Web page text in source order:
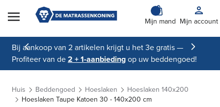
Skip to Content
Mijn mand Mijn account
Bij aankoop van 2 artikelen krijgt u het 3e gratis —
Profiteer van de2 + 1-aanbiedingop uw beddengoed!
Huis Beddengoed Hoeslaken
Hoeslaken 140x200
Hoeslaken Taupe Katoen 30 - 140x200 cm